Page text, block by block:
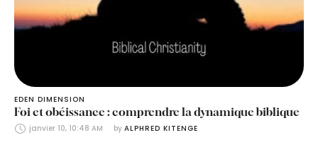
EDEN DIMENSION
Foi et obéissance : comprendre la dynamique biblique
janvier 10, 10:48 AM by ALPHRED KITENGE